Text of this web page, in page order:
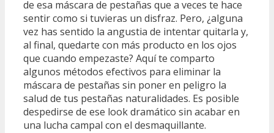
de esa máscara de pestañas que a veces te hace
sentir como si tuvieras un disfraz. Pero, ¿alguna
vez has sentido la angustia de intentar quitarla y,
al final, quedarte con más producto en los ojos
que cuando empezaste? Aquí te comparto
algunos métodos efectivos para eliminar la
máscara de pestañas sin poner en peligro la
salud de tus pestañas naturalidades. Es posible
despedirse de ese look dramático sin acabar en
una lucha campal con el desmaquillante.